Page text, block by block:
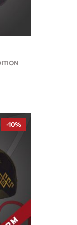
-10%